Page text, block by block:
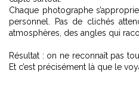
Chaque photographe
personnel. Pas de clichés
atmosphères, des angles qui
Résultat : on ne reconnaît pas
Et c’est précisément là que le